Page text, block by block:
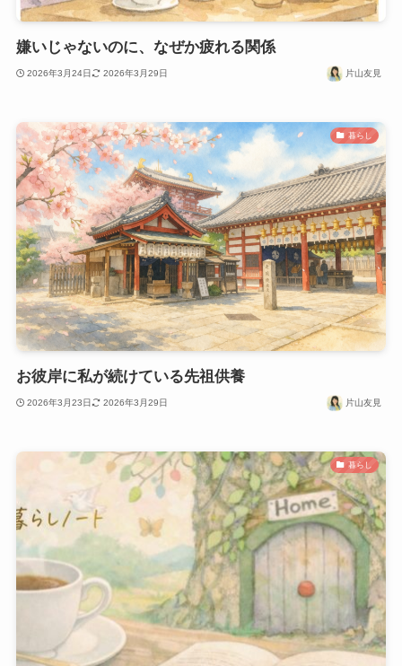
嫌いじゃないのに、なぜか疲れる関係
2026年3月24日 2026年3月29日 片山友見
暮らし
お彼岸に私が続けている先祖供養
2026年3月23日 2026年3月29日 片山友見
暮らし